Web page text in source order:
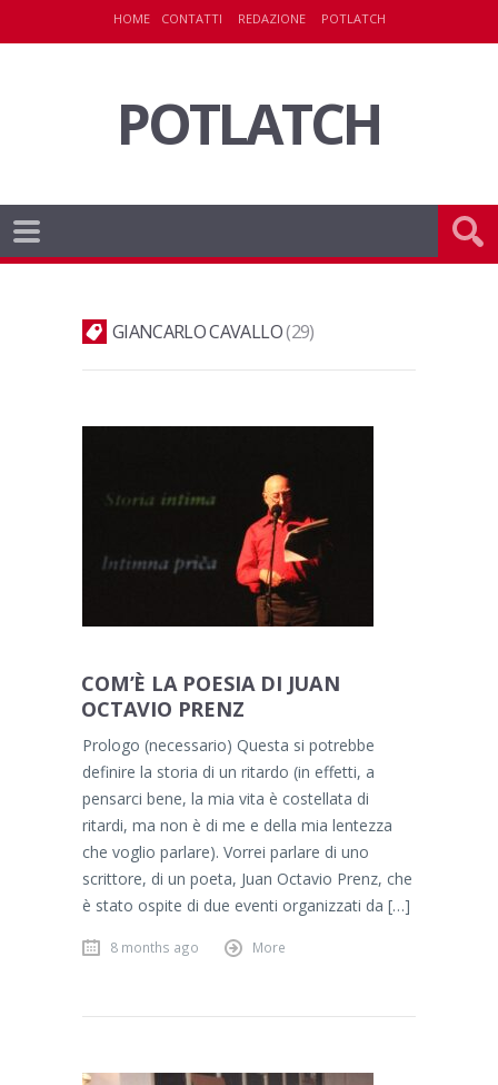
HOME CONTATTI REDAZIONE POTLATCH
POTLATCH
GIANCARLO CAVALLO 29
COM’È LA POESIA DI JUAN
OCTAVIO PRENZ
Prologo (necessario) Questa si potrebbe
definire la storia di un ritardo (in effetti, a
pensarci bene, la mia vita è costellata di
ritardi, ma non è di me e della mia lentezza
che voglio parlare). Vorrei parlare di uno
scrittore, di un poeta, Juan Octavio Prenz, che
è stato ospite di due eventi organizzati da […]
8 months ago More